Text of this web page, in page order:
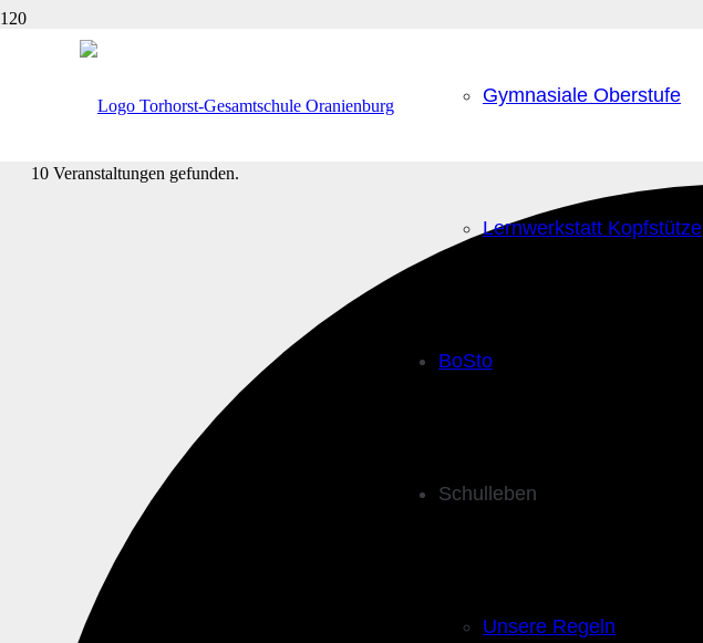
Gymnasiale Oberstufe
Lernwerkstatt Kopfstütze
BoSto
Schulleben
Unsere Regeln
10 Veranstaltungen gefunden.